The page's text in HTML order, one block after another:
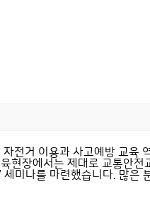
전거 이용과 사고예방 교육
현장에서는 제대로 교통안전
미나를 마련했습니다. 많은